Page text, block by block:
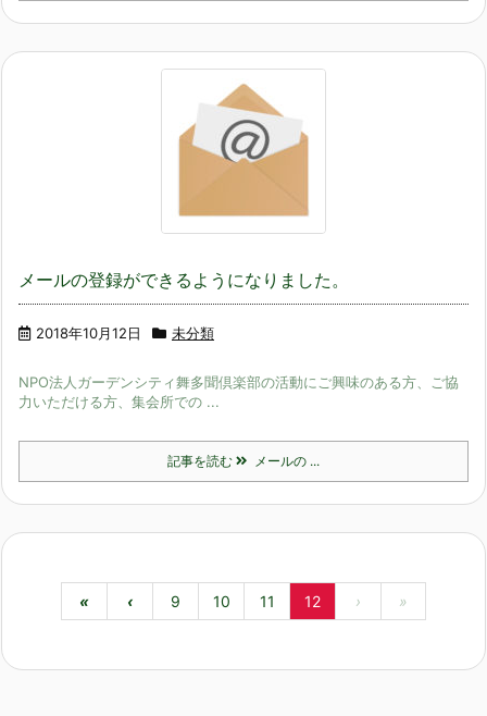
メールの登録ができるようになりました。
2018年10月12日 未分類
NPO法人ガーデンシティ舞多聞倶楽部の活動にご興味のある方、ご協
力いただける方、集会所での ...
記事を読む メールの ...
« ‹ 9 10 11 12 › »